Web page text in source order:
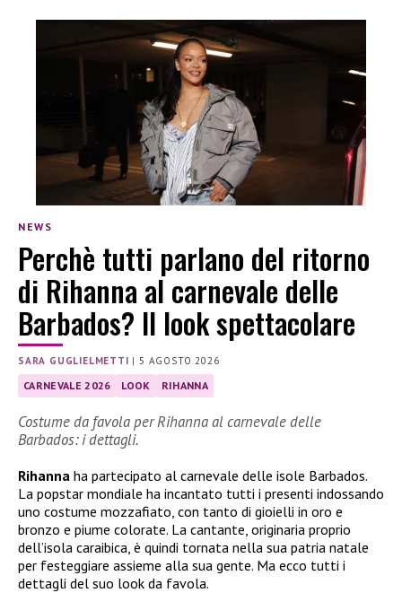
NEWS
Perchè tutti parlano del ritorno
di Rihanna al carnevale delle
Barbados? Il look spettacolare
SARA GUGLIELMETTI | 5 AGOSTO 2026
CARNEVALE 2026 LOOK RIHANNA
Costume da favola per Rihanna al carnevale delle
Barbados: i dettagli.
Rihanna ha partecipato al carnevale delle isole Barbados.
La popstar mondiale ha incantato tutti i presenti indossando
uno costume mozzafiato, con tanto di gioielli in oro e
bronzo e piume colorate. La cantante, originaria proprio
dell’isola caraibica, è quindi tornata nella sua patria natale
per festeggiare assieme alla sua gente. Ma ecco tutti i
dettagli del suo look da favola.